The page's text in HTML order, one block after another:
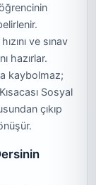
ve sınav
hazırlar.
kaybolmaz;
Sosyal
çıkıp